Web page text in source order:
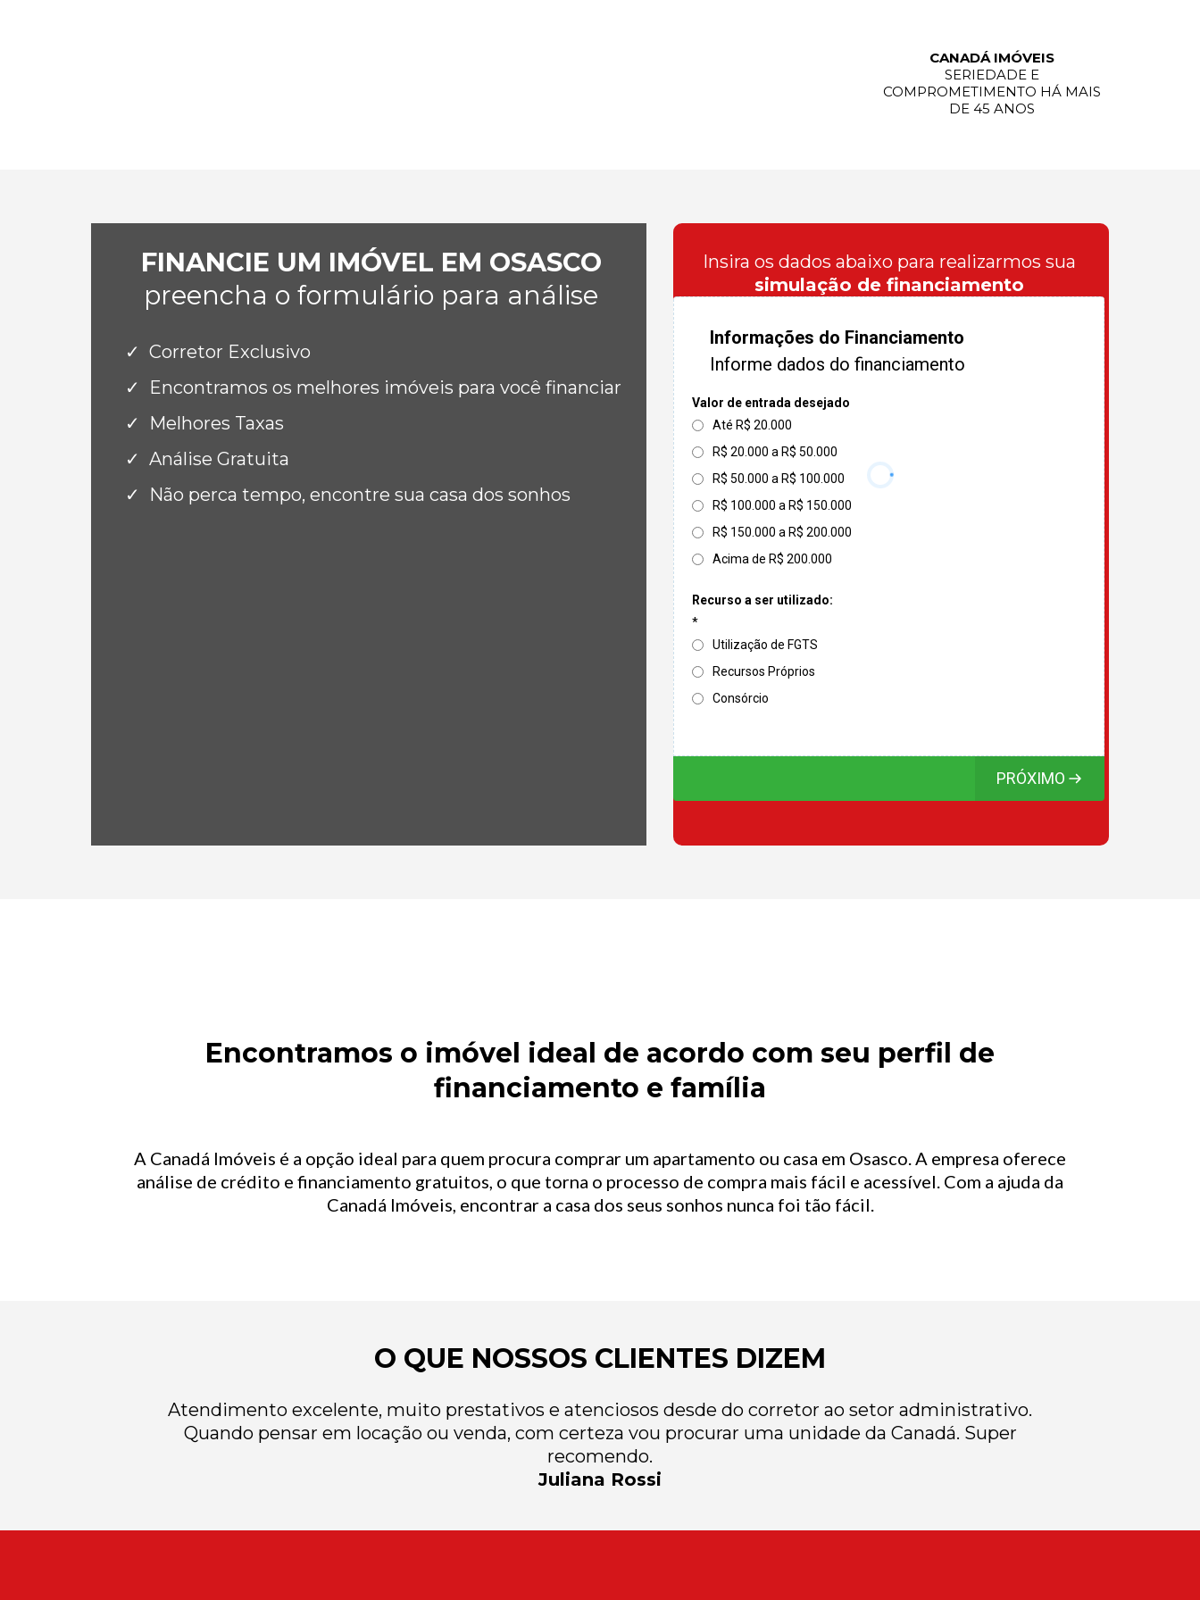
CANADÁ IMÓVEIS
SERIEDADE E
COMPROMETIMENTO HÁ MAIS
DE 45 ANOS
FINANCIE UM IMÓVEL EM OSASCO
preencha o formulário para análise
Corretor Exclusivo
Encontramos os melhores imóveis para você financiar
Melhores Taxas
Análise Gratuita
Não perca tempo, encontre sua casa dos sonhos
Insira os dados abaixo para realizarmos sua
simulação de financiamento
Informações do Financiamento
Informe dados do financiamento
Valor de entrada desejado
Até R$ 20.000
R$ 20.000 a R$ 50.000
R$ 50.000 a R$ 100.000
R$ 100.000 a R$ 150.000
R$ 150.000 a R$ 200.000
Acima de R$ 200.000
Recurso a ser utilizado:
*
Utilização de FGTS
Recursos Próprios
Consórcio
PRÓXIMO
Encontramos o imóvel ideal de acordo com seu perfil de
financiamento e família
A Canadá Imóveis é a opção ideal para quem procura comprar um apartamento ou casa em Osasco. A empresa oferece
análise de crédito e financiamento gratuitos, o que torna o processo de compra mais fácil e acessível. Com a ajuda da
Canadá Imóveis, encontrar a casa dos seus sonhos nunca foi tão fácil.
O QUE NOSSOS CLIENTES DIZEM
Atendimento excelente, muito prestativos e atenciosos desde do corretor ao setor administrativo.
Quando pensar em locação ou venda, com certeza vou procurar uma unidade da Canadá. Super
recomendo.
Juliana Rossi